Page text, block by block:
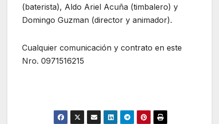
(baterista), Aldo Ariel Acuña (timbalero) y
Domingo Guzman (director y animador).
Cualquier comunicación y contrato en este
Nro. 0971516215